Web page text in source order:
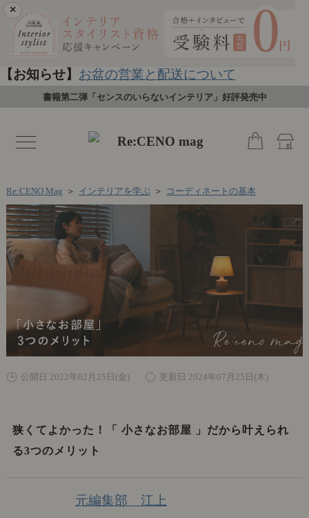
×
【お知らせ】 お盆の営業と配送について
書籍第二弾「センスのいらないインテリア」好評発売中
toggle
navigation
Re:CENO Mag ＞ インテリアを学ぶ ＞ コーディネートの基本
公開日 2022年02月25日(金) 更新日 2024年07月25日(木)
狭くてよかった！「 小さなお部屋 」だから叶えられ
る3つのメリット
元編集部 江上